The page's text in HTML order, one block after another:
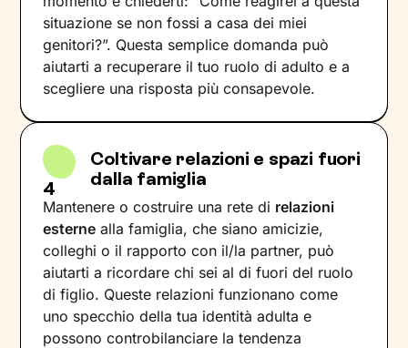
situazione se non fossi a casa dei miei
genitori?”. Questa semplice domanda può
aiutarti a recuperare il tuo ruolo di adulto e a
scegliere una risposta più consapevole.
4
Coltivare relazioni e spazi fuori
dalla famiglia
Mantenere o costruire una rete di relazioni
esterne alla famiglia, che siano amicizie,
colleghi o il rapporto con il/la partner, può
aiutarti a ricordare chi sei al di fuori del ruolo
di figlio. Queste relazioni funzionano come
uno specchio della tua identità adulta e
possono controbilanciare la tendenza